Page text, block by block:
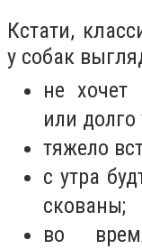
Кстати,
у собак
не хочет
или долго
тяжело
с утра
скованы;
во